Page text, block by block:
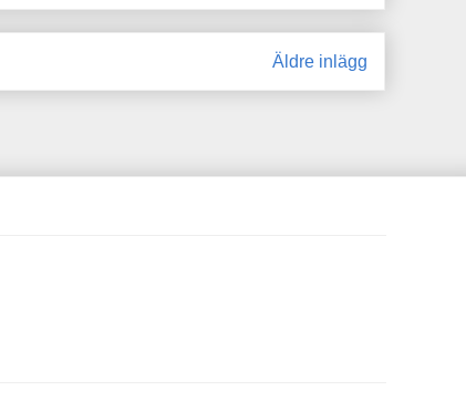
Äldre inlägg